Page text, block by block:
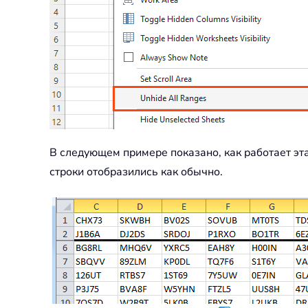
В следующем примере показано, как работает
строки отобразились как обычно.